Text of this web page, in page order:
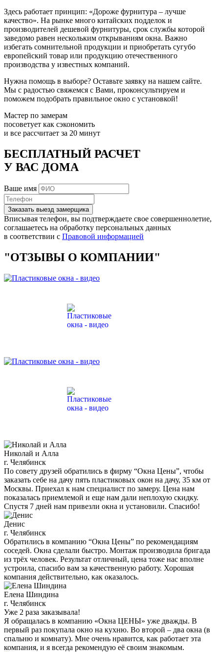
Здесь работает принцип: «Дороже фурнитура – лучше
качество». На рынке много китайских подделок и
производителей дешевой фурнитуры, срок службы которой
заведомо равен нескольким открываниям окна. Важно
избегать сомнительной продукции и приобретать сугубо
европейский товар или продукцию отечественного
производства у известных компаний.
Нужна помощь в выборе? Оставьте заявку на нашем сайте.
Мы с радостью свяжемся с Вами, проконсультируем и
поможем подобрать правильное окно с установкой!
Мастер по замерам
посоветует как сэкономить
и все рассчитает за 20 минут
БЕСПЛАТНЫЙ РАСЧЕТ
У ВАС ДОМА
Ваше имя
Заказать выезд замерщика
Вписывая телефон, вы подтверждаете свое совершеннолетие,
соглашаетесь на обработку персональных данных
в соответствии с Правовой информацией
"ОТЗЫВЫ О КОМПАНИИ"
Николай и Алла
г. Челябинск
По совету друзей обратились в фирму “Окна Цены”, чтобы
заказать себе на дачу пять пластиковых окон на дачу, 35 км от
Москвы. Приехал к нам специалист по замеру. Цена нам
показалась приемлемой и еще нам дали неплохую скидку.
Спустя 7 дней нам привезли окна и установили. Спасибо!
Денис
г. Челябинск
Обратились в компанию “Окна Цены” по рекомендациям
соседей. Окна сделали быстро. Монтаж производила бригада
из трёх человек. Результат отличный, цена тоже нас вполне
устроила, спасибо вам за качественную работу. Хорошая
компания действительно, как оказалось.
Елена Шиндина
г. Челябинск
Уже 2 раза заказывала!
Я обращалась в компанию «Окна ЦЕНЫ» уже дважды. В
первый раз покупала окно на кухню. Во второй – два окна (в
спальню и комнату). Мне очень нравится, как работает эта
компания, и я всегда рекомендую её своим знакомым.